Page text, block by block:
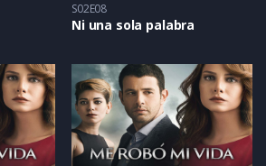
S02E08
Ni una sola palabra